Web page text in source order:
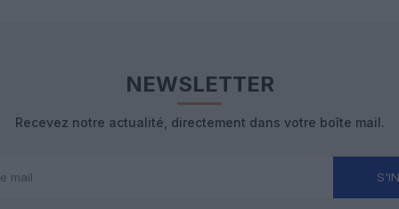
NEWSLETTER
Recevez notre actualité, directement dans votre boîte mail.